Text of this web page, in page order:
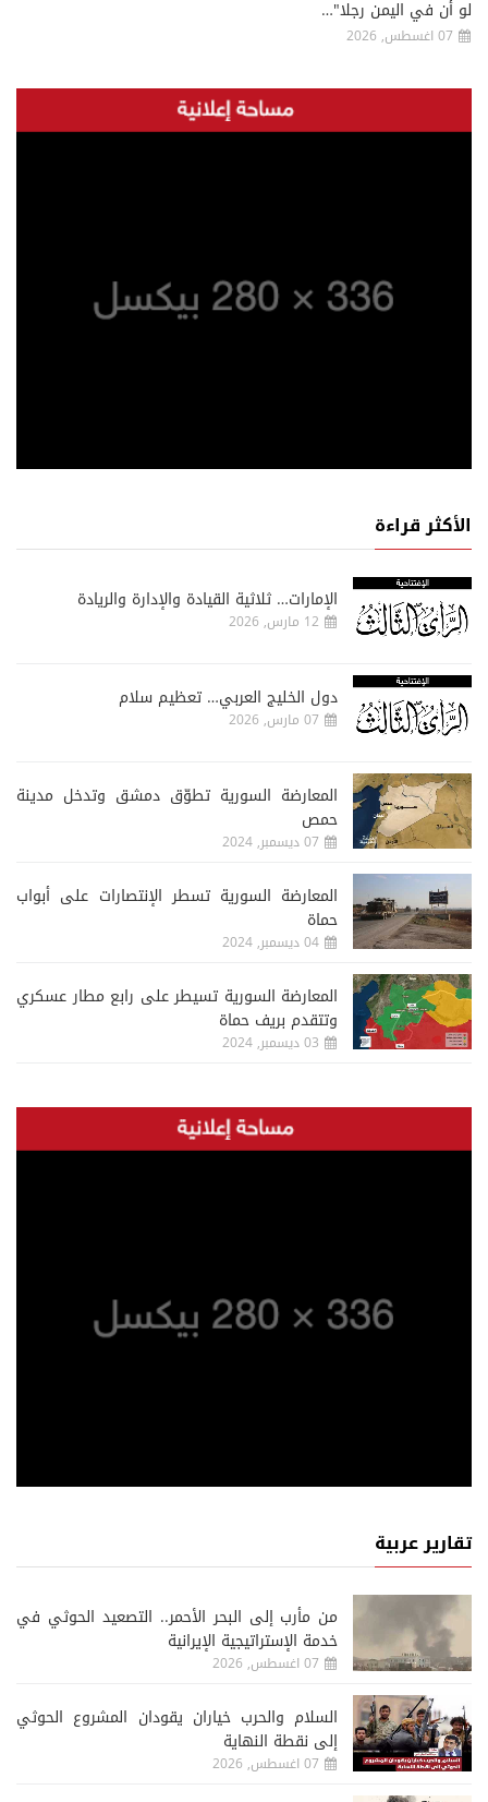
لو أن في اليمن رجلا"…
07 اغسطس, 2026
الأكثر قراءة
الإمارات… ثلاثية القيادة والإدارة والريادة
12 مارس, 2026
دول الخليج العربي… تعظيم سلام
07 مارس, 2026
المعارضة السورية تطوّق دمشق وتدخل مدينة
حمص
07 ديسمبر, 2024
المعارضة السورية تسطر الإنتصارات على أبواب
حماة
04 ديسمبر, 2024
المعارضة السورية تسيطر على رابع مطار عسكري
وتتقدم بريف حماة
03 ديسمبر, 2024
تقارير عربية
من مأرب إلى البحر الأحمر.. التصعيد الحوثي في
خدمة الإستراتيجية الإيرانية
07 اغسطس, 2026
السلام والحرب خياران يقودان المشروع الحوثي
إلى نقطة النهاية
07 اغسطس, 2026